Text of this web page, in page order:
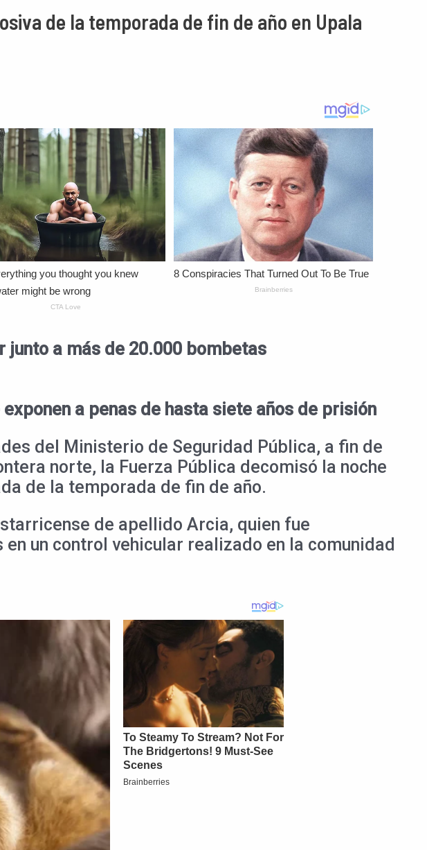
de la temporada de fin de año en Upala
junto a más de 20.000 bombetas
a penas de hasta siete años de prisión
del Ministerio de Seguridad Pública, a fin de
norte, la Fuerza Pública decomisó la noche
de la temporada de fin de año.
de apellido Arcia, quien fue
un control vehicular realizado en la comunidad